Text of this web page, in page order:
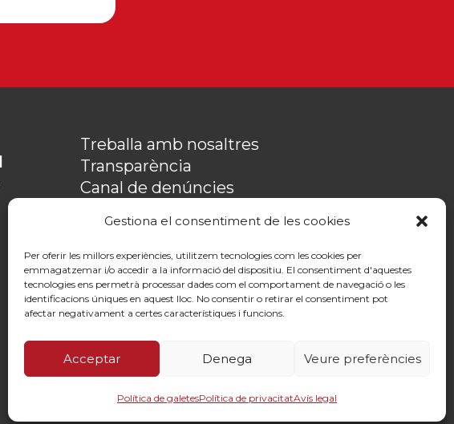
Gestiona el consentiment de les cookies
Per oferir les millors experiències, utilitzem tecnologies com les cookies per
emmagatzemar i/o accedir a la informació del dispositiu. El consentiment d'aquestes
tecnologies ens permetrà processar dades com el comportament de navegació o les
identificacions úniques en aquest lloc. No consentir o retirar el consentiment pot
afectar negativament a certes característiques i funcions.
Acceptar Denega Veure preferències
Política de galetesPolítica de privacitatAvís legal
Treballa amb nosaltres
Transparència
Canal de denúncies
Política de privacitat
Contacte
By 100x100net